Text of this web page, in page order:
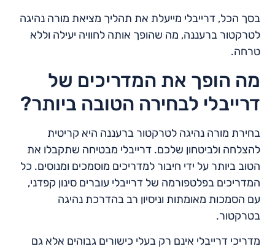
בסך הכל, דרייבלי מייעלת את תהליך מציאת מורה נהיגה
לטרקטור ברעננה, מה שהופך אותה לחוויה יעילה וללא
טרחה.
מה הופך את המדריכים של
דרייבלי לבחירה הטובה ביותר?
בחירת מורה נהיגה לטרקטור ברעננה היא קריטית
להצלחה ולביטחון שלכם. דרייבלי מבטיחה שתקבלו את
הטוב ביותר על ידי חיבור למדריכים מוסמכים ומנוסים. כל
המדריכים בפלטפורמה של דרייבלי עוברים סינון קפדני,
עם הסמכות מאומתות וניסיון רב בהדרכת נהיגה
בטרקטור.
מדריכי דרייבלי אינם רק בעלי כישורים גבוהים אלא גם